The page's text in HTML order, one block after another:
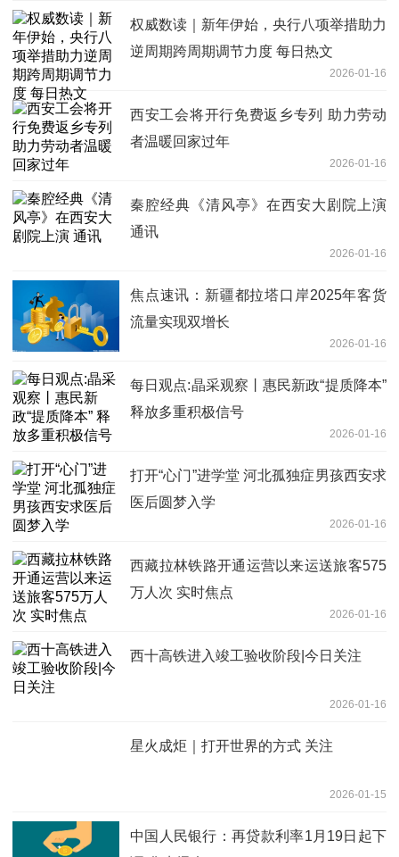
权威数读｜新年伊始，央行八项举措助力
逆周期跨周期调节力度 每日热文
2026-01-16
西安工会将开行免费返乡专列 助力劳动
者温暖回家过年
2026-01-16
秦腔经典《清风亭》在西安大剧院上演
通讯
2026-01-16
焦点速讯：新疆都拉塔口岸2025年客货
流量实现双增长
2026-01-16
每日观点:晶采观察丨惠民新政“提质降本”
释放多重积极信号
2026-01-16
打开“心门”进学堂 河北孤独症男孩西安求
医后圆梦入学
2026-01-16
西藏拉林铁路开通运营以来运送旅客575
万人次 实时焦点
2026-01-16
西十高铁进入竣工验收阶段|今日关注
2026-01-16
星火成炬｜打开世界的方式 关注
2026-01-15
中国人民银行：再贷款利率1月19日起下